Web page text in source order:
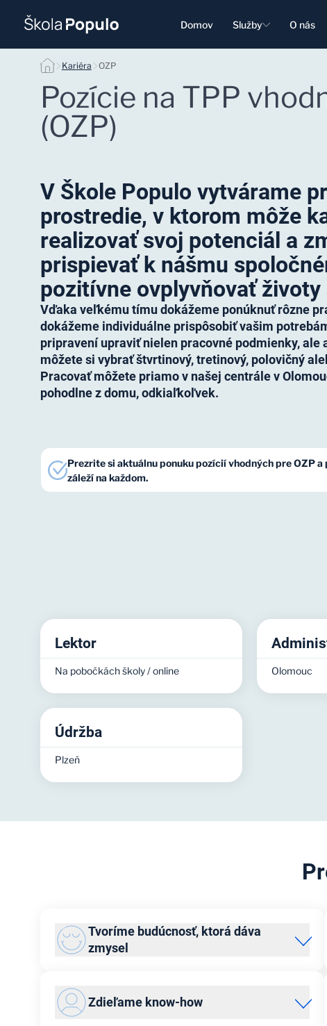
Domov Služby O nás
Kariéra
OZP
Pozície na TPP
(OZP)
V Škole Populo vytvárame
prostredie, v ktorom môže
realizovať svoj potenciál a
prispievať k nášmu
pozitívne ovplyvňovať životy
Vďaka veľkému tímu dokážeme ponúknuť rôzne
dokážeme individuálne prispôsobiť vašim
pripravení upraviť nielen pracovné podmienky, ale
môžete si vybrať štvrtinový, tretinový, polovičný
Pracovať môžete priamo v našej centrále v
pohodlne z domu, odkiaľkoľvek.
Prezrite si aktuálnu ponuku pozícií vhodných pre OZP
záleží na každom.
Lektor
Na pobočkách školy / online Olomouc
Údržba
Plzeň
Tvoríme budúcnosť, ktorá dáva
zmysel
vzdelávať sa a posúvať sa ďalej – či už ide o školákov,
ktorí potrebujú podporu, alebo dospelých, ktorí sa chcú
naučiť niečo nové. Vaša práca má reálny dopad.
Zdieľame know-how